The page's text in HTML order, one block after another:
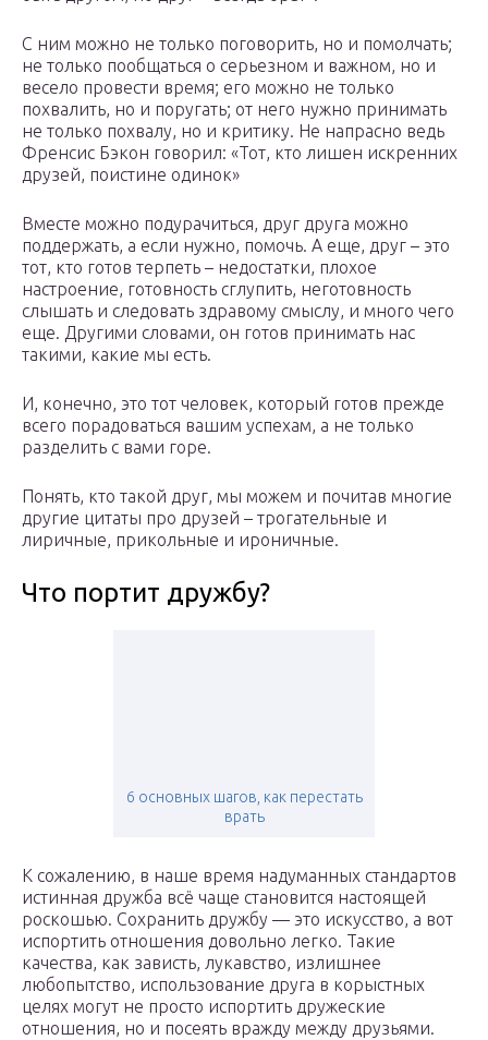
С ним можно не только поговорить, но и помолчать;
не только пообщаться о серьезном и важном, но и
весело провести время; его можно не только
похвалить, но и поругать; от него нужно принимать
не только похвалу, но и критику. Не напрасно ведь
Френсис Бэкон говорил: «Тот, кто лишен искренних
друзей, поистине одинок»
Вместе можно подурачиться, друг друга можно
поддержать, а если нужно, помочь. А еще, друг – это
тот, кто готов терпеть – недостатки, плохое
настроение, готовность сглупить, неготовность
слышать и следовать здравому смыслу, и много чего
еще. Другими словами, он готов принимать нас
такими, какие мы есть.
И, конечно, это тот человек, который готов прежде
всего порадоваться вашим успехам, а не только
разделить с вами горе.
Понять, кто такой друг, мы можем и почитав многие
другие цитаты про друзей – трогательные и
лиричные, прикольные и ироничные.
Что портит дружбу?
6 основных шагов, как перестать
врать
К сожалению, в наше время надуманных стандартов
истинная дружба всё чаще становится настоящей
роскошью. Сохранить дружбу — это искусство, а вот
испортить отношения довольно легко. Такие
качества, как зависть, лукавство, излишнее
любопытство, использование друга в корыстных
целях могут не просто испортить дружеские
отношения, но и посеять вражду между друзьями.